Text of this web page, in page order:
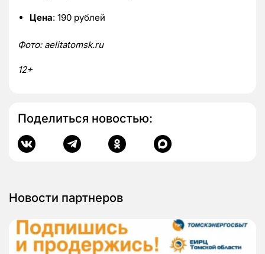
Цена: 190 рублей
Фото: aelitatomsk.ru
12+
Поделиться новостью:
Новости партнеров